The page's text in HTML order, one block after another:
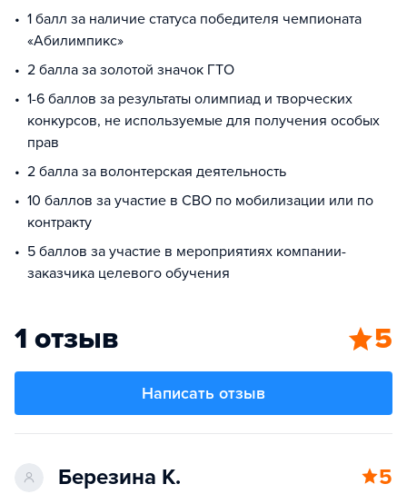
1 балл за наличие статуса победителя чемпионата
«Абилимпикс»
2 балла за золотой значок ГТО
1-6 баллов за результаты олимпиад и творческих
конкурсов, не используемые для получения особых
прав
2 балла за волонтерская деятельность
10 баллов за участие в СВО по мобилизации или по
контракту
5 баллов за участие в мероприятиях компании-
заказчика целевого обучения
1 отзыв 5
Написать отзыв
Березина К. 5